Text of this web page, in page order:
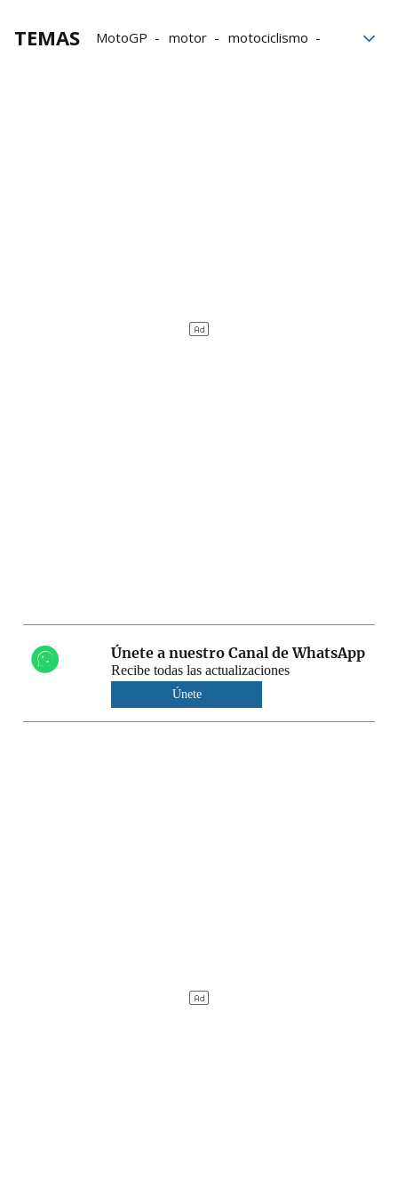
TEMAS MotoGP motor
motociclismo
Únete a nuestro Canal de WhatsApp
Recibe todas las actualizaciones
Únete